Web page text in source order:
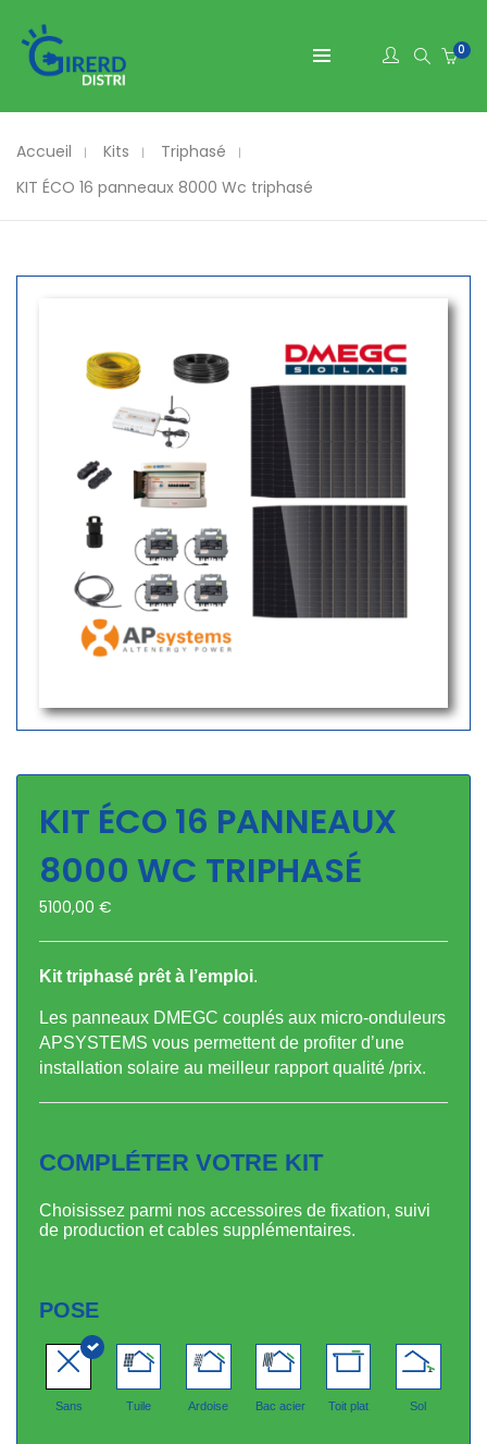
0
Accueil Kits
Triphasé
KIT ÉCO 16 panneaux 8000 Wc triphasé
KIT ÉCO 16 PANNEAUX
8000 WC TRIPHASÉ
5100,00 €
Kit triphasé prêt à l’emploi.
Les panneaux DMEGC couplés aux micro-onduleurs
APSYSTEMS vous permettent de profiter d’une
installation solaire au meilleur rapport qualité /prix.
COMPLÉTER VOTRE KIT
Choisissez parmi nos accessoires de fixation, suivi
de production et cables supplémentaires.
POSE
Sans Tuile Ardoise Bac acier Toit plat Sol